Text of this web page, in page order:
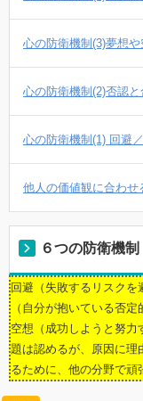
心の防衛機制(3)夢想
心の防衛機制(2)否認
心の防衛機制(1) 回避
他人の価値観に合わせ
６つの防衛機制
回避（失敗するリスク
（自分が抱いている否
空想（成功しようと努
題は認めるが、原因に
るために、他の分野で頑